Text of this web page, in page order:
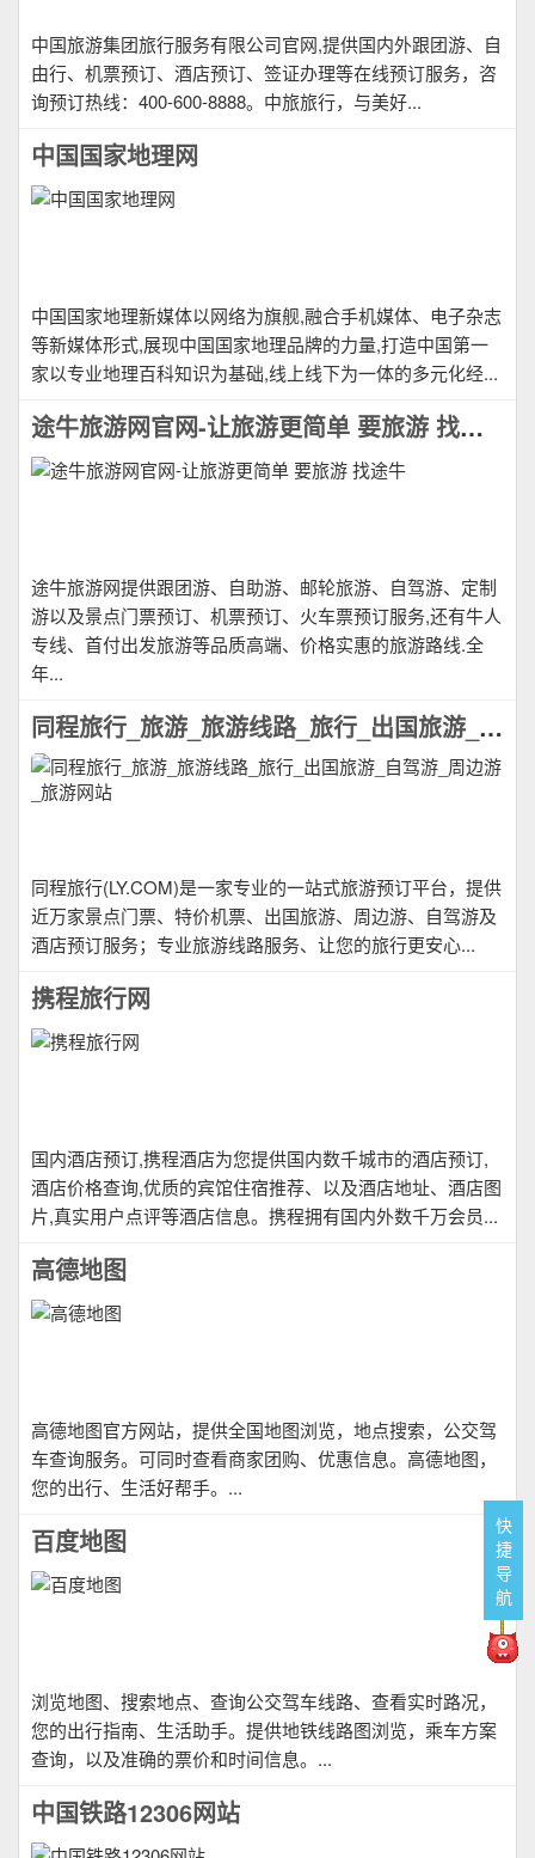
中国旅游集团旅行服务有限公司官网,提供国内外跟团游、自
由行、机票预订、酒店预订、签证办理等在线预订服务，咨
询预订热线：400-600-8888。中旅旅行，与美好...
中国国家地理网
中国国家地理新媒体以网络为旗舰,融合手机媒体、电子杂志
等新媒体形式,展现中国国家地理品牌的力量,打造中国第一
家以专业地理百科知识为基础,线上线下为一体的多元化经...
途牛旅游网官网-让旅游更简单 要旅游 找途牛
途牛旅游网提供跟团游、自助游、邮轮旅游、自驾游、定制
游以及景点门票预订、机票预订、火车票预订服务,还有牛人
专线、首付出发旅游等品质高端、价格实惠的旅游路线.全
年...
同程旅行_旅游_旅游线路_旅行_出国旅游_自驾游_周边游_旅游网站
同程旅行(LY.COM)是一家专业的一站式旅游预订平台，提供
近万家景点门票、特价机票、出国旅游、周边游、自驾游及
酒店预订服务；专业旅游线路服务、让您的旅行更安心...
携程旅行网
国内酒店预订,携程酒店为您提供国内数千城市的酒店预订,
酒店价格查询,优质的宾馆住宿推荐、以及酒店地址、酒店图
片,真实用户点评等酒店信息。携程拥有国内外数千万会员...
高德地图
高德地图官方网站，提供全国地图浏览，地点搜索，公交驾
车查询服务。可同时查看商家团购、优惠信息。高德地图，
您的出行、生活好帮手。...
百度地图
浏览地图、搜索地点、查询公交驾车线路、查看实时路况，
您的出行指南、生活助手。提供地铁线路图浏览，乘车方案
查询，以及准确的票价和时间信息。...
中国铁路12306网站
快
捷
导
航